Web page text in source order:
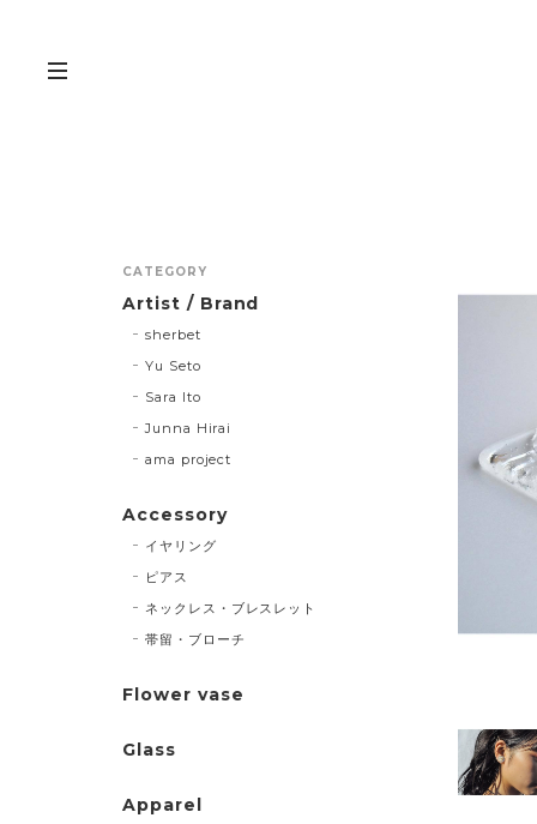
CATEGORY
Artist / Brand
sherbet
Yu Seto
Sara Ito
Junna Hirai
ama project
Accessory
イヤリング
ピアス
ネックレス・ブレスレット
帯留・ブローチ
Flower vase
Glass
Apparel